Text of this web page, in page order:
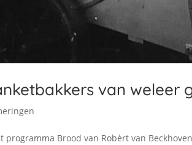
van weleer
Brood van Robèrt van